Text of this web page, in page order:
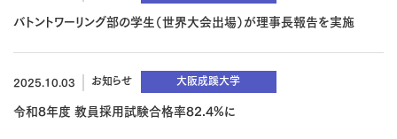
バトントワーリング部の学生（世界大会出場）が理事長報告を実施
2025.10.03 お知らせ 大阪成蹊大学
令和8年度 教員採用試験合格率82.4%に